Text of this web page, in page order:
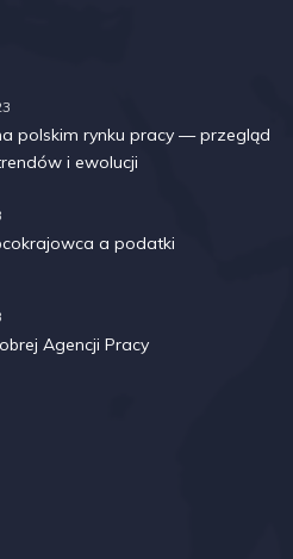
polskim rynku pracy — przegląd
i ewolucji
a podatki
Agencji Pracy